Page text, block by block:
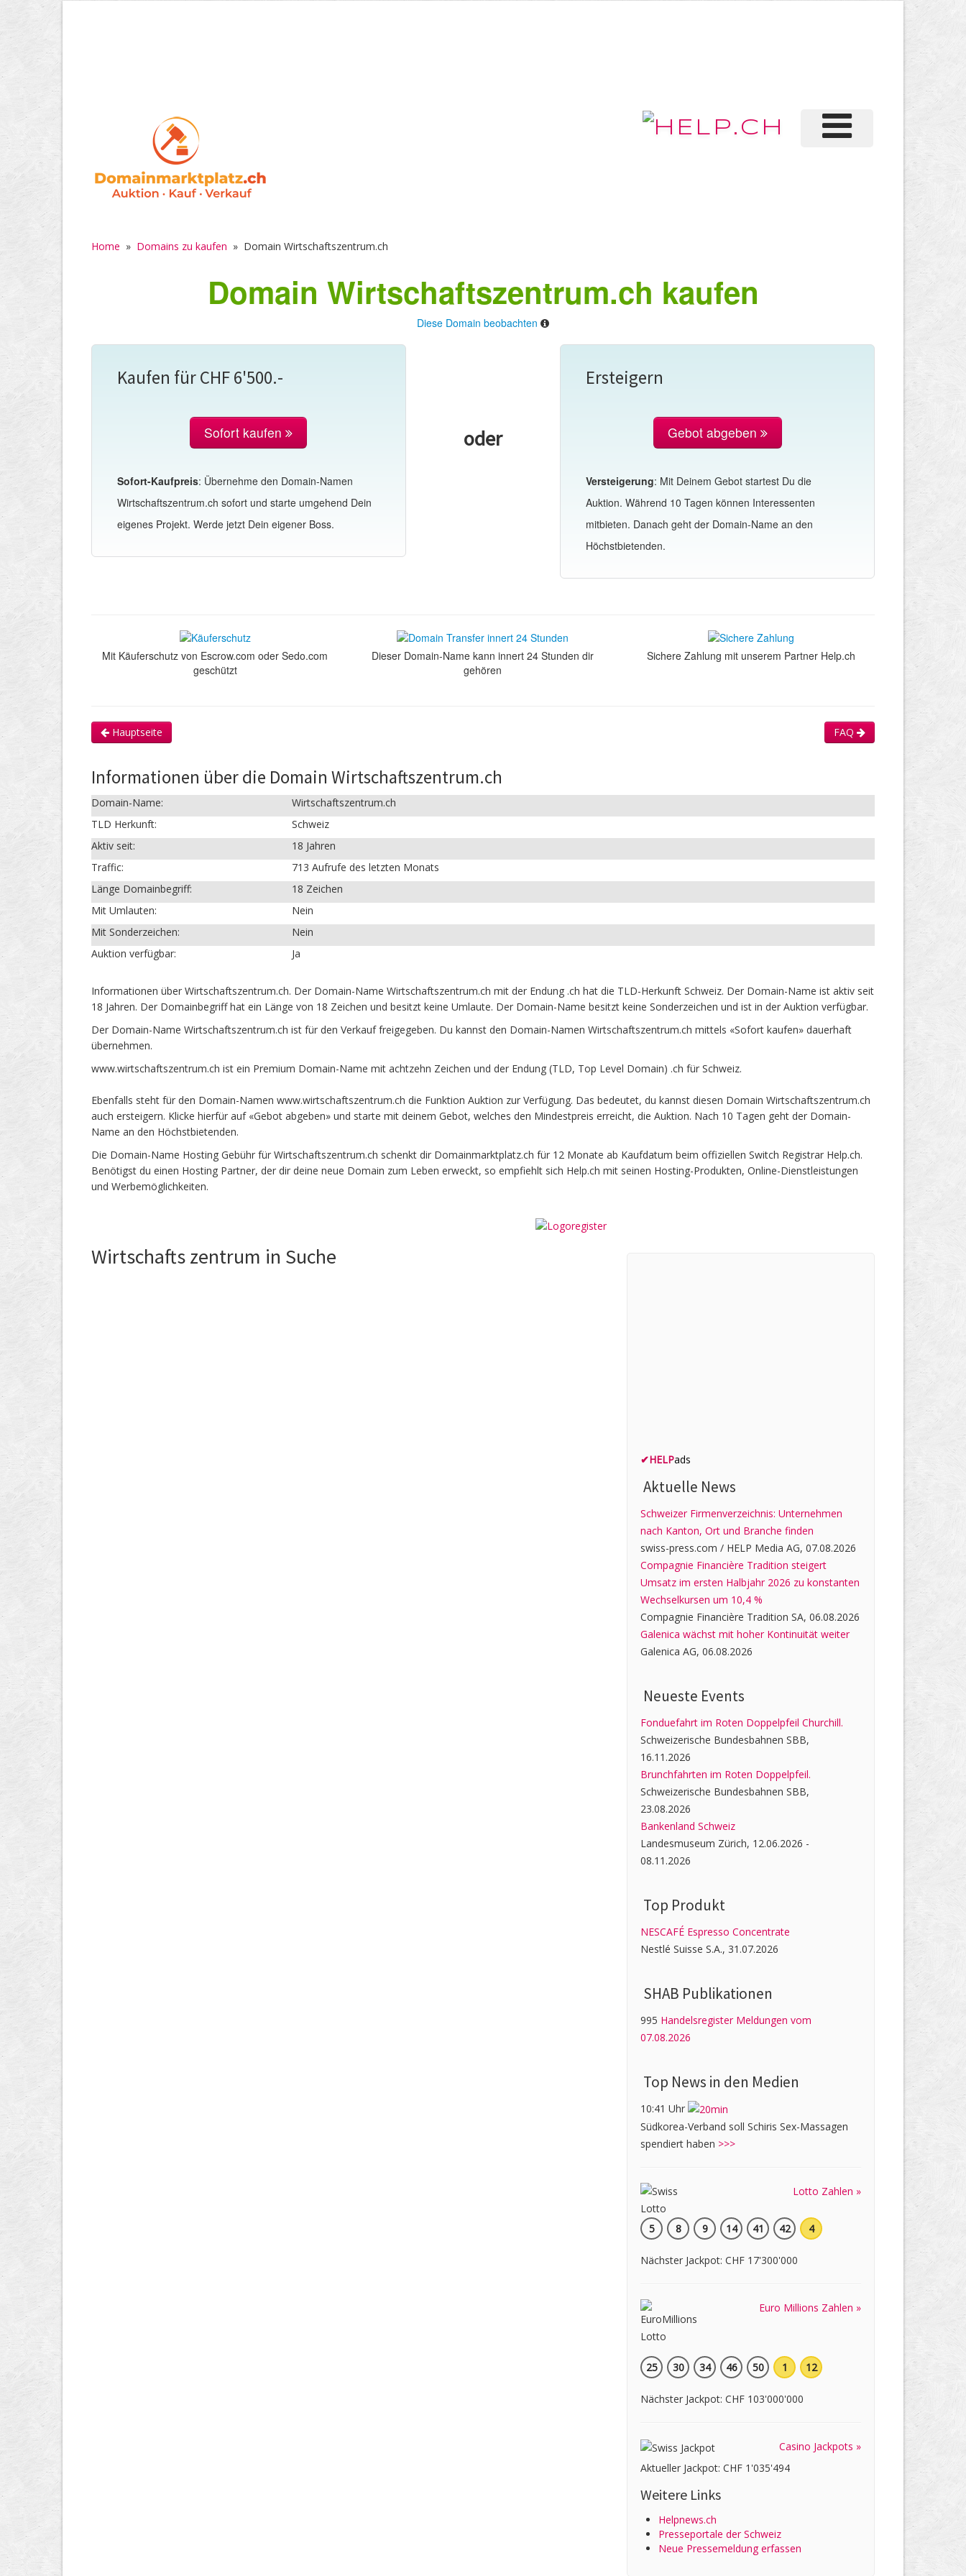
Home » Domains zu kaufen » Domain Wirtschaftszentrum.ch
Domain Wirtschaftszentrum.ch kaufen
Diese Domain beobachten
Kaufen für CHF 6'500.-
Sofort kaufen
Sofort-Kaufpreis: Übernehme den Domain-Namen
Wirtschaftszentrum.ch sofort und starte umgehend Dein
eigenes Projekt. Werde jetzt Dein eigener Boss.
oder
Ersteigern
Gebot abgeben
Versteigerung: Mit Deinem Gebot startest Du die
Auktion. Während 10 Tagen können Interessenten
mitbieten. Danach geht der Domain-Name an den
Höchstbietenden.
Mit Käuferschutz von Escrow.com oder Sedo.com
geschützt
Dieser Domain-Name kann innert 24 Stunden dir
gehören
Sichere Zahlung mit unserem Partner Help.ch
Hauptseite FAQ
Informationen über die Domain Wirtschaftszentrum.ch
Domain-Name:
Wirtschaftszentrum.ch
TLD Herkunft:
Schweiz
Aktiv seit:
18 Jahren
Traffic:
713 Aufrufe des letzten Monats
Länge Domainbegriff:
18 Zeichen
Mit Umlauten:
Nein
Mit Sonderzeichen:
Nein
Auktion verfügbar:
Ja
Informationen über Wirtschaftszentrum.ch. Der Domain-Name Wirtschaftszentrum.ch mit der Endung .ch hat die TLD-Herkunft Schweiz. Der Domain-Name ist aktiv seit
18 Jahren. Der Domainbegriff hat ein Länge von 18 Zeichen und besitzt keine Umlaute. Der Domain-Name besitzt keine Sonderzeichen und ist in der Auktion verfügbar.
Der Domain-Name Wirtschaftszentrum.ch ist für den Verkauf freigegeben. Du kannst den Domain-Namen Wirtschaftszentrum.ch mittels «Sofort kaufen» dauerhaft
übernehmen.
www.wirtschaftszentrum.ch ist ein Premium Domain-Name mit achtzehn Zeichen und der Endung (TLD, Top Level Domain) .ch für Schweiz.
Ebenfalls steht für den Domain-Namen www.wirtschaftszentrum.ch die Funktion Auktion zur Verfügung. Das bedeutet, du kannst diesen Domain Wirtschaftszentrum.ch
auch ersteigern. Klicke hierfür auf «Gebot abgeben» und starte mit deinem Gebot, welches den Mindestpreis erreicht, die Auktion. Nach 10 Tagen geht der Domain-
Name an den Höchstbietenden.
Die Domain-Name Hosting Gebühr für Wirtschaftszentrum.ch schenkt dir Domainmarktplatz.ch für 12 Monate ab Kaufdatum beim offiziellen Switch Registrar Help.ch.
Benötigst du einen Hosting Partner, der dir deine neue Domain zum Leben erweckt, so empfiehlt sich Help.ch mit seinen Hosting-Produkten, Online-Dienstleistungen
und Werbemöglichkeiten.
Wirtschafts zentrum in Suche
✔HELPads
Aktuelle News
Schweizer Firmenverzeichnis: Unternehmen
nach Kanton, Ort und Branche finden
swiss-press.com / HELP Media AG, 07.08.2026
Compagnie Financière Tradition steigert
Umsatz im ersten Halbjahr 2026 zu konstanten
Wechselkursen um 10,4 %
Compagnie Financière Tradition SA, 06.08.2026
Galenica wächst mit hoher Kontinuität weiter
Galenica AG, 06.08.2026
Neueste Events
Fonduefahrt im Roten Doppelpfeil Churchill.
Schweizerische Bundesbahnen SBB,
16.11.2026
Brunchfahrten im Roten Doppelpfeil.
Schweizerische Bundesbahnen SBB,
23.08.2026
Bankenland Schweiz
Landesmuseum Zürich, 12.06.2026 -
08.11.2026
Top Produkt
NESCAFÉ Espresso Concentrate
Nestlé Suisse S.A., 31.07.2026
SHAB Publi­kati­onen
995 Handelsregister Meldungen vom
07.08.2026
Top News in den Medien
10:41 Uhr
Südkorea-Verband soll Schiris Sex-Massagen
spendiert haben >>>
Lotto Zahlen »
5 8 9 14 41 42 4
Nächster Jackpot: CHF 17'300'000
Euro Millions Zahlen »
25 30 34 46 50 1 12
Nächster Jackpot: CHF 103'000'000
Casino Jackpots »
Aktueller Jackpot: CHF 1'035'494
Weitere Links
Helpnews.ch
Presseportale der Schweiz
Neue Pressemeldung erfassen